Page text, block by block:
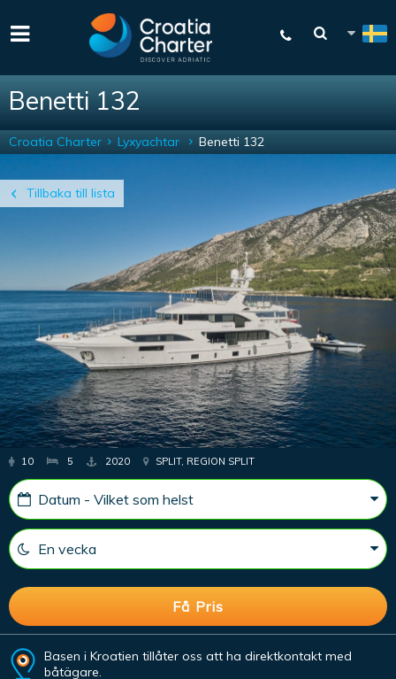
Benetti 132
Tillbaka till lista
Croatia Charter Lyxyachtar Benetti 132
10 5 2020 SPLIT, REGION SPLIT
Basen i Kroatien tillåter oss att ha direktkontakt med
båtägare.